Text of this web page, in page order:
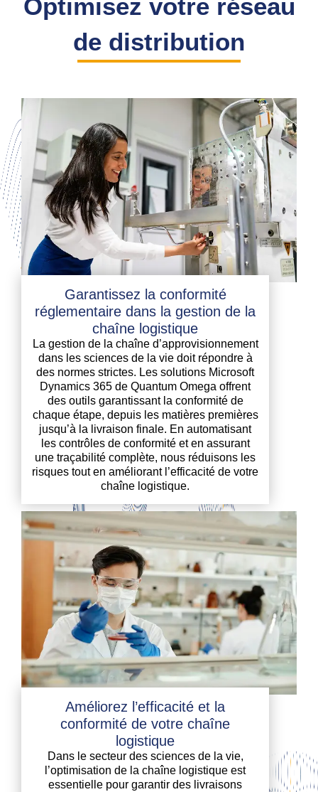
Optimisez votre réseau
de distribution
Garantissez la conformité
réglementaire dans la gestion de la
chaîne logistique
La gestion de la chaîne d’approvisionnement
dans les sciences de la vie doit répondre à
des normes strictes. Les solutions Microsoft
Dynamics 365 de Quantum Omega offrent
des outils garantissant la conformité de
chaque étape, depuis les matières premières
jusqu’à la livraison finale. En automatisant
les contrôles de conformité et en assurant
une traçabilité complète, nous réduisons les
risques tout en améliorant l’efficacité de votre
chaîne logistique.
Améliorez l’efficacité et la
conformité de votre chaîne
logistique
Dans le secteur des sciences de la vie,
l’optimisation de la chaîne logistique est
essentielle pour garantir des livraisons